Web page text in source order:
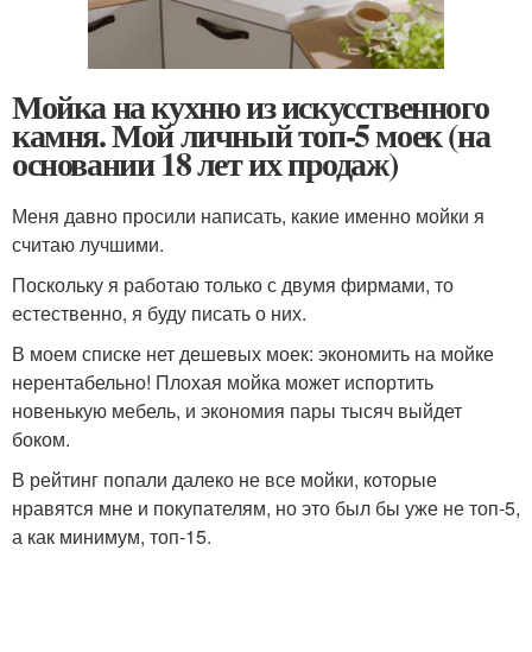
Мойка на кухню из искусственного
камня. Мой личный топ-5 моек (на
основании 18 лет их продаж)
Меня давно просили написать, какие именно мойки я
считаю лучшими.
Поскольку я работаю только с двумя фирмами, то
естественно, я буду писать о них.
В моем списке нет дешевых моек: экономить на мойке
нерентабельно! Плохая мойка может испортить
новенькую мебель, и экономия пары тысяч выйдет
боком.
В рейтинг попали далеко не все мойки, которые
нравятся мне и покупателям, но это был бы уже не топ-5,
а как минимум, топ-15.